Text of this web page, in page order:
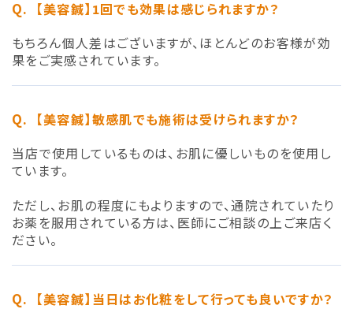
【美容鍼】1回でも効果は感じられますか？
もちろん個人差はございますが、ほとんどのお客様が効
果をご実感されています。
【美容鍼】敏感肌でも施術は受けられますか？
当店で使用しているものは、お肌に優しいものを使用し
ています。
ただし、お肌の程度にもよりますので、通院されていたり
お薬を服用されている方は、医師にご相談の上ご来店く
ださい。
【美容鍼】当日はお化粧をして行っても良いですか？